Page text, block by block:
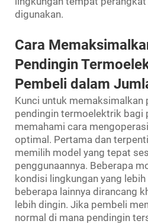
digunakan.
Cara
Pendingin
Pembeli dalam
Kunci untuk memaksimalkan
pendingin termoelektrik bagi
memahami cara
optimal. Pertama dan
memilih model yang tepat
penggunaannya. Beberapa
kondisi lingkungan yang
beberapa lainnya dirancang
lebih dingin. Jika pembeli
normal di mana pendingin